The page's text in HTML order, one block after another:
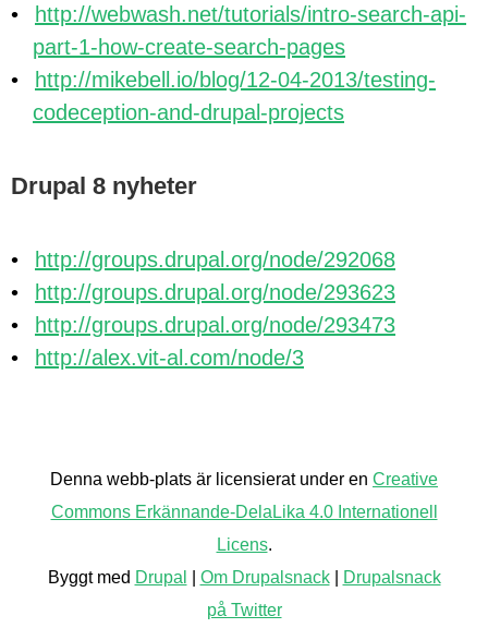
http://webwash.net/tutorials/intro-search-api-
part-1-how-create-search-pages
http://mikebell.io/blog/12-04-2013/testing-
codeception-and-drupal-projects
Drupal 8 nyheter
http://groups.drupal.org/node/292068
http://groups.drupal.org/node/293623
http://groups.drupal.org/node/293473
http://alex.vit-al.com/node/3
Denna webb-plats är licensierat under en Creative
Commons Erkännande-DelaLika 4.0 Internationell
Licens.
Byggt med Drupal Om Drupalsnack|
Drupalsnack
på Twitter